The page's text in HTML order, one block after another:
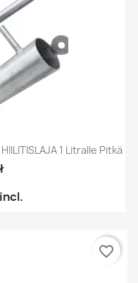
1 Litralle Pitkä
favorite_border